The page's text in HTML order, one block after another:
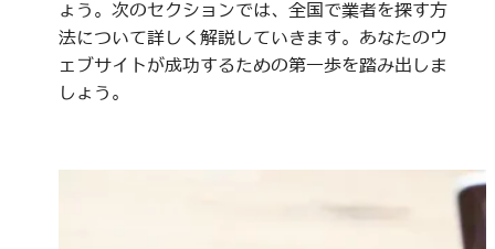
ょう。次のセクションでは、全国で業者を探す方
法について詳しく解説していきます。あなたのウ
ェブサイトが成功するための第一歩を踏み出しま
しょう。